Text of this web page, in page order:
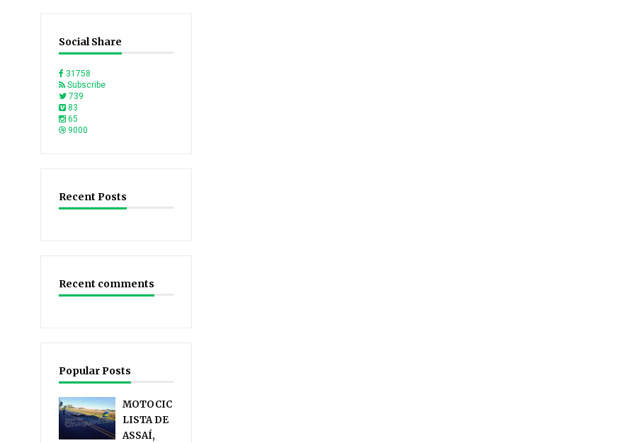
Social Share
31758
Subscribe
739
83
65
9000
Recent Posts
Recent comments
Popular Posts
MOTOCIC
LISTA DE
ASSAÍ,